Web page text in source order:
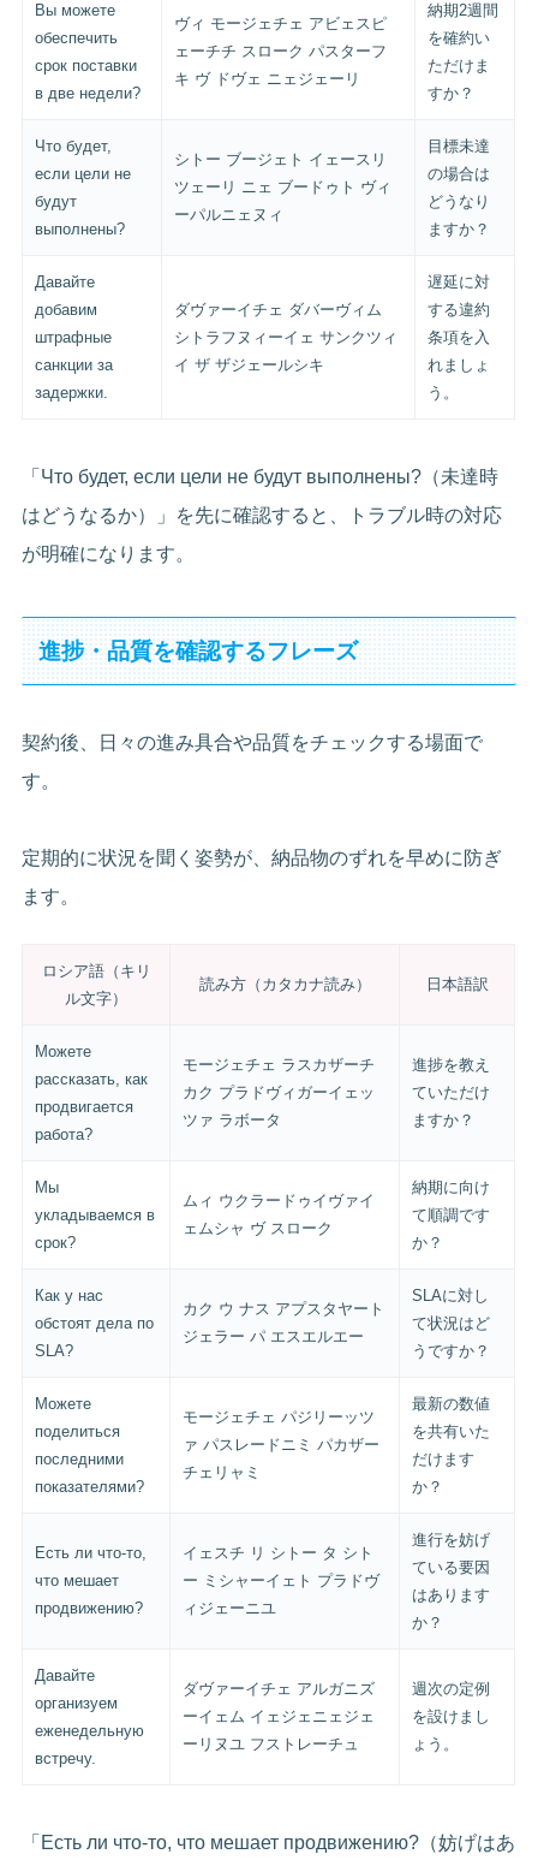
Вы можете
обеспечить
срок поставки
в две недели?
ヴィ モージェチェ アビェスピ
ェーチチ スローク パスターフ
キ ヴ ドヴェ ニェジェーリ
納期2週間
を確約い
ただけま
すか？
Что будет,
если цели не
будут
выполнены?
シトー ブージェト イェースリ
ツェーリ ニェ ブードゥト ヴィ
ーパルニェヌィ
目標未達
の場合は
どうなり
ますか？
Давайте
добавим
штрафные
санкции за
задержки.
ダヴァーイチェ ダバーヴィム
シトラフヌィーイェ サンクツィ
イ ザ ザジェールシキ
遅延に対
する違約
条項を入
れましょ
う。
「Что будет, если цели не будут выполнены?（未達時
はどうなるか）」を先に確認すると、トラブル時の対応
が明確になります。
進捗・品質を確認するフレーズ
契約後、日々の進み具合や品質をチェックする場面で
す。
定期的に状況を聞く姿勢が、納品物のずれを早めに防ぎ
ます。
ロシア語（キリ
ル文字）
読み方（カタカナ読み） 日本語訳
Можете
рассказать, как
продвигается
работа?
モージェチェ ラスカザーチ
カク プラドヴィガーイェッ
ツァ ラボータ
進捗を教え
ていただけ
ますか？
Мы
укладываемся в
срок?
ムィ ウクラードゥイヴァイ
ェムシャ ヴ スローク
納期に向け
て順調です
か？
Как у нас
обстоят дела по
SLA?
カク ウ ナス アプスタヤート
ジェラー パ エスエルエー
SLAに対し
て状況はど
うですか？
Можете
поделиться
последними
показателями?
モージェチェ パジリーッツ
ァ パスレードニミ パカザー
チェリャミ
最新の数値
を共有いた
だけます
か？
Есть ли что-то,
что мешает
продвижению?
イェスチ リ シトー タ シト
ー ミシャーイェト プラドヴ
ィジェーニユ
進行を妨げ
ている要因
はあります
か？
Давайте
организуем
еженедельную
встречу.
ダヴァーイチェ アルガニズ
ーイェム イェジェニェジェ
ーリヌユ フストレーチュ
週次の定例
を設けまし
ょう。
「Есть ли что-то, что мешает продвижению?（妨げはあ